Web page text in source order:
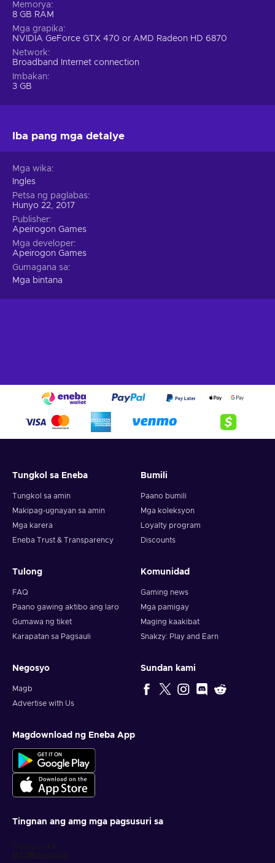
Memorya
8 GB RAM
Mga grapika
NVIDIA GeForce GTX 470 or AMD Radeon HD 6870
Network
Broadband Internet connection
Imbakan
3 GB
Iba pang mga detalye
Mga wika
Ingles
Petsa ng paglabas
Hunyo 22, 2017
Publisher
Apeirogon Games
Mga developer
Apeirogon Games
Gumagana sa
Mga bintana
Tungkol sa Eneba
Tungkol sa amin
Makipag-ugnayan sa amin
Mga karera
Eneba Trust & Transparency
Bumili
Paano bumili
Mga koleksyon
Loyalty program
Discounts
Tulong
FAQ
Paano gawing aktibo ang laro
Gumawa ng tiket
Karapatan sa Pagsauli
Komunidad
Gaming news
Mga pamigay
Maging kaakibat
Snakzy: Play and Earn
Negosyo
Magb
Advertise with Us
Sundan kami
Magdownload ng Eneba App
Tingnan ang amg mga pagsusuri sa